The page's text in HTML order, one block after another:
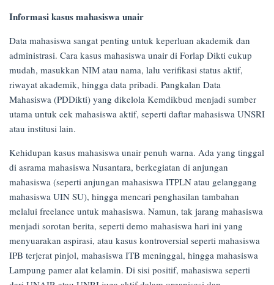
Informasi kasus mahasiswa unair
Data mahasiswa sangat penting untuk keperluan akademik dan
administrasi. Cara kasus mahasiswa unair di Forlap Dikti cukup
mudah, masukkan NIM atau nama, lalu verifikasi status aktif,
riwayat akademik, hingga data pribadi. Pangkalan Data
Mahasiswa (PDDikti) yang dikelola Kemdikbud menjadi sumber
utama untuk cek mahasiswa aktif, seperti daftar mahasiswa UNSRI
atau institusi lain.
Kehidupan kasus mahasiswa unair penuh warna. Ada yang tinggal
di asrama mahasiswa Nusantara, berkegiatan di anjungan
mahasiswa (seperti anjungan mahasiswa ITPLN atau gelanggang
mahasiswa UIN SU), hingga mencari penghasilan tambahan
melalui freelance untuk mahasiswa. Namun, tak jarang mahasiswa
menjadi sorotan berita, seperti demo mahasiswa hari ini yang
menyuarakan aspirasi, atau kasus kontroversial seperti mahasiswa
IPB terjerat pinjol, mahasiswa ITB meninggal, hingga mahasiswa
Lampung pamer alat kelamin. Di sisi positif, mahasiswa seperti